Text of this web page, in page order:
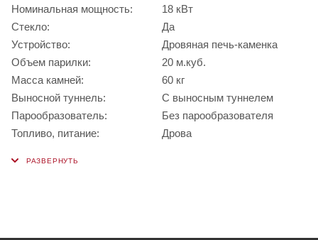
Номинальная мощность:
18 кВт
Стекло:
Да
Устройство:
Дровяная печь-каменка
Объем парилки:
20 м.куб.
Масса камней:
60 кг
Выносной туннель:
С выносным туннелем
Парообразователь:
Без парообразователя
Топливо, питание:
Дрова